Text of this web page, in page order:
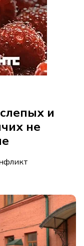
и
не